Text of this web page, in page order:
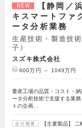
NEW
【静岡／
キスマートファ
ータ分析業務
生産技術・製造技
子）
スズキ株式会社
600万円 ～ 1049万円
量産工場の品質・コスト・
ータ分析技術で支援する業
トの企画…
会社概要
【主要製品】